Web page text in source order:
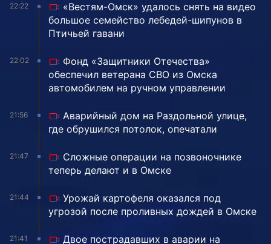
22:22
«Вестям-Омск» удалось снять на видео
большое семейство лебедей-шипунов в
Птичьей гавани
22:02
Фонд «Защитники Отечества»
обеспечил ветерана СВО из Омска
автомобилем на ручном управлении
21:56
Аварийный дом на Раздольной улице,
где обрушился потолок, опечатали
21:47
Сложные операции на позвоночнике
теперь делают и в Омске
21:44
Урожай картофеля оказался под
угрозой после проливных дождей в Омске
21:41
Двое пострадавших в аварии на